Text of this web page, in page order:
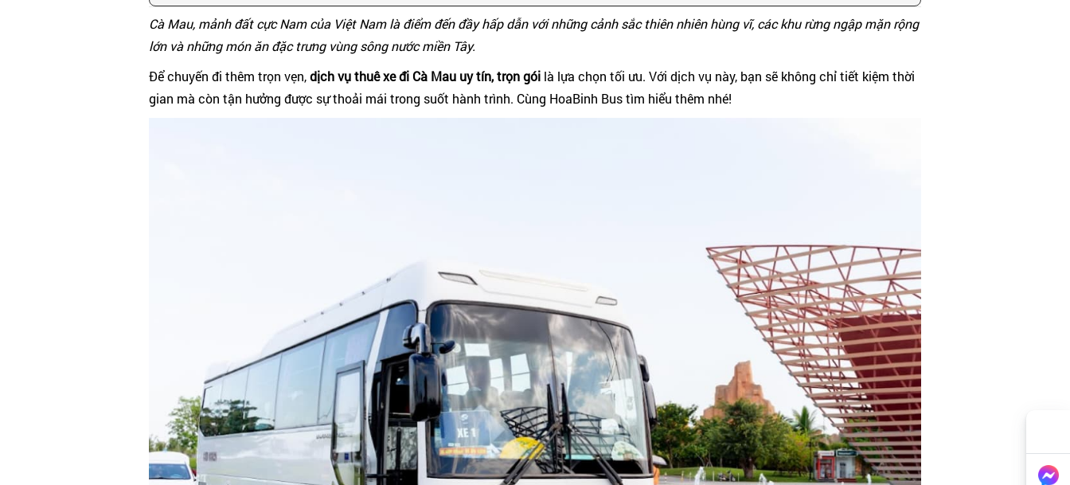
Cà Mau, mảnh đất cực Nam của Việt Nam là điểm đến đầy hấp dẫn với những cảnh sắc thiên nhiên hùng vĩ, các khu rừng ngập mặn rộng
lớn và những món ăn đặc trưng vùng sông nước miền Tây.
Để chuyến đi thêm trọn vẹn,dịch vụthuê xe đi Cà Mau uy tín, trọn gói là lựa chọn tối ưu. Với dịch vụ này, bạn sẽ không chỉ tiết kiệm thời
gian mà còn tận hưởng được sự thoải mái trong suốt hành trình. Cùng HoaBinh Bus tìm hiểu thêm nhé!